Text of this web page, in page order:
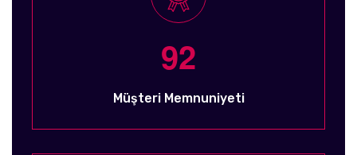
92
Müşteri Memnuniyeti